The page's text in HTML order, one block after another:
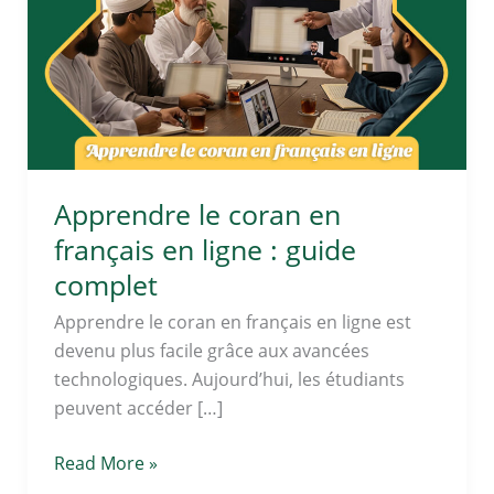
Apprendre le coran en
français en ligne : guide
complet
Apprendre le coran en français en ligne est
devenu plus facile grâce aux avancées
technologiques. Aujourd’hui, les étudiants
peuvent accéder […]
français
en
ligne
guide
Read More »